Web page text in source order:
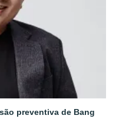
preventiva de Bang